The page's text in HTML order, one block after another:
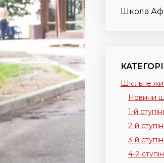
Школа
Шкільне
Новини
1-й
2-й
3-й
4-й